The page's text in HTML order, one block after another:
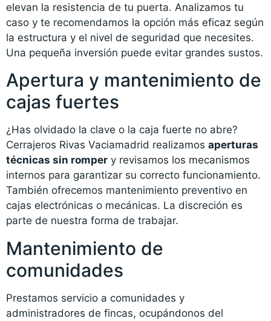
elevan la resistencia de tu puerta. Analizamos tu
caso y te recomendamos la opción más eficaz según
la estructura y el nivel de seguridad que necesites.
Una pequeña inversión puede evitar grandes sustos.
Apertura y mantenimiento de
cajas fuertes
¿Has olvidado la clave o la caja fuerte no abre?
Cerrajeros Rivas Vaciamadrid realizamos aperturas
técnicas sin romper y revisamos los mecanismos
internos para garantizar su correcto funcionamiento.
También ofrecemos mantenimiento preventivo en
cajas electrónicas o mecánicas. La discreción es
parte de nuestra forma de trabajar.
Mantenimiento de
comunidades
Prestamos servicio a comunidades y
administradores de fincas, ocupándonos del